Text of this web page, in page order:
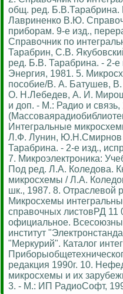
общ. ред. Б.В.Тарабрина.
Лавриненко В.Ю.
приборам. 9-е изд.,
Справочник по
Тарабрин, С.В.
ред. Б.В. Тарабрина. - 2-
Энергия, 1981. 5.
пособие/В. А. Батушев,
О. Н.Лебедев, А. И.
и доп. - М.: Радио и связь,
Интегральные
Л.Ф. Лунин, Ю.Н.Смирнов
Тарабрина. - 2-е изд.,
7. Микроэлектроника:
Под ред. Л.А. Коледова.
микросхемы / Л.А.
шк., 1987. 8. Отраслевой
Микросхемы
справочных листовРД 11
официальное.
институт
"Меркурий". Каталог
редакция 1990г. 10.
микросхемы и их
3. - М.: ИП РадиоСофт,